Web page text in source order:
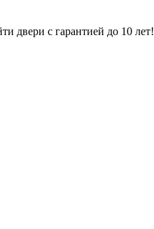
двери с гарантией до 10 лет!